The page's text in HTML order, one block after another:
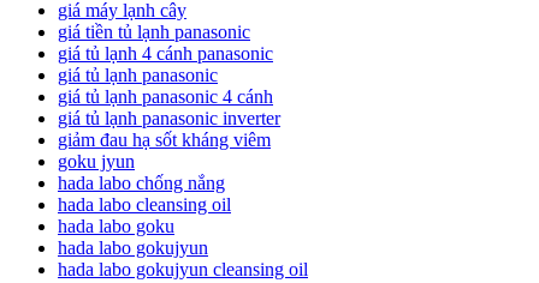
giá máy lạnh cây
giá tiền tủ lạnh panasonic
giá tủ lạnh 4 cánh panasonic
giá tủ lạnh panasonic
giá tủ lạnh panasonic 4 cánh
giá tủ lạnh panasonic inverter
giảm đau hạ sốt kháng viêm
goku jyun
hada labo chống nắng
hada labo cleansing oil
hada labo goku
hada labo gokujyun
hada labo gokujyun cleansing oil